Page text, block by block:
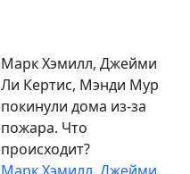
Марк Хэмилл, Джейми
Ли Кертис, Мэнди Мур
покинули дома из-за
пожара. Что
происходит?